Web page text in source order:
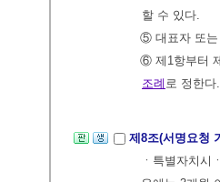
할 수 있다.
⑤ 대표자 또
⑥ 제1항부터
조례 로 정한다.
제8조(서명요청
ㆍ특별자치시